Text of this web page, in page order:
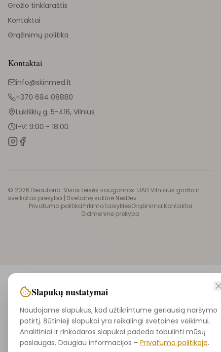
Grožio tinklaraštis
Kontaktai
Grąžinimų politika
Kontaktai
info@skinmed.lt
+370 694 08880
Lukiškių g. 5-416, Vilnius
I-V: 9:00 - 18:00
© 2026 Beautoria. Visos teisės saugomos. UAB Vilniaus grožio ir
sveikatos prekyba | Svetainę sukūrė NexDev
Privatumo politikaPirkimo taisyklėsGrąžinimaiKontaktai
Didmeninė prekyba
Slapukų nustatymai
Naudojame slapukus, kad užtikrintume geriausią naršymo
patirtį. Būtinieji slapukai yra reikalingi svetainės veikimui.
Analitiniai ir rinkodaros slapukai padeda tobulinti mūsų
paslaugas. Daugiau informacijos – Privatumo politikoje.